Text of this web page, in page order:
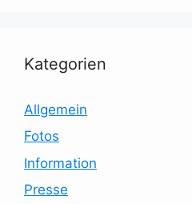
Kategorien
Allgemein
Fotos
Information
Presse